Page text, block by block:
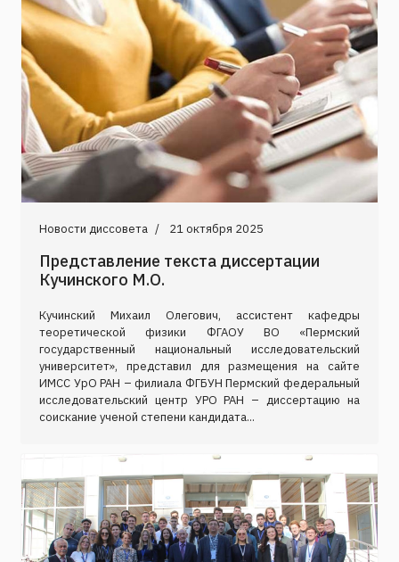
Новости диссовета 21 октября 2025
Представление текста диссертации
Кучинского М.О.
Кучинский Михаил Олегович, ассистент кафедры
теоретической физики ФГАОУ ВО «Пермский
государственный национальный исследовательский
университет», представил для размещения на сайте
ИМСС УрО РАН – филиала ФГБУН Пермский федеральный
исследовательский центр УРО РАН – диссертацию на
соискание ученой степени кандидата...